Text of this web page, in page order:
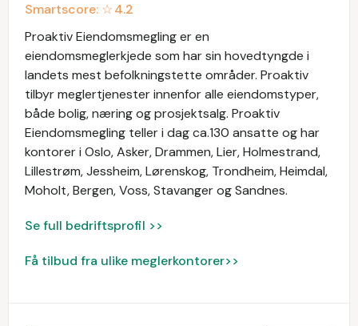
Smartscore: ☆4.2
Proaktiv Eiendomsmegling er en
eiendomsmeglerkjede som har sin hovedtyngde i
landets mest befolkningstette områder. Proaktiv
tilbyr meglertjenester innenfor alle eiendomstyper,
både bolig, næring og prosjektsalg. Proaktiv
Eiendomsmegling teller i dag ca.130 ansatte og har
kontorer i Oslo, Asker, Drammen, Lier, Holmestrand,
Lillestrøm, Jessheim, Lørenskog, Trondheim, Heimdal,
Moholt, Bergen, Voss, Stavanger og Sandnes.
Se full bedriftsprofil >>
Få tilbud fra ulike meglerkontorer>>